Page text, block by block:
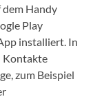
dem Handy
Play
installiert. In
Kontakte
zum Beispiel